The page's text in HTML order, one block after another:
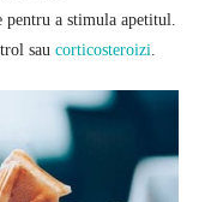
a stimula apetitul.
sau corticosteroizi